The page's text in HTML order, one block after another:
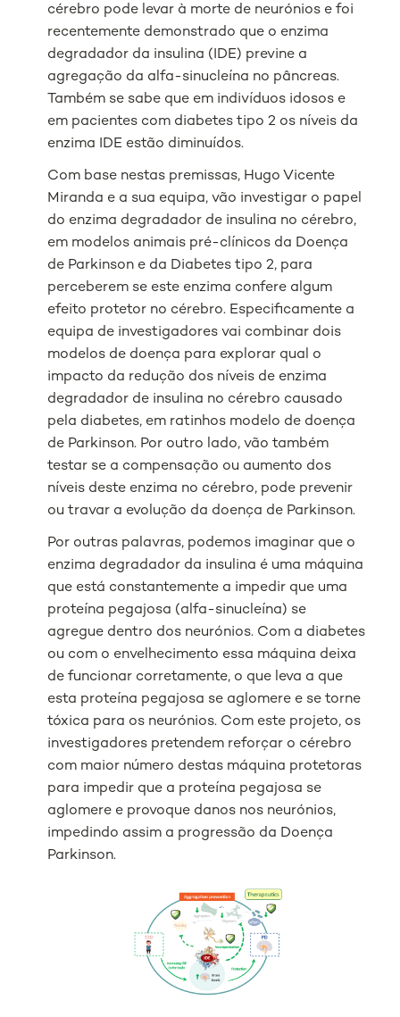
cérebro pode levar à morte de neurónios e foi
recentemente demonstrado que o enzima
degradador da insulina (IDE) previne a
agregação da alfa-sinucleína no pâncreas.
Também se sabe que em indivíduos idosos e
em pacientes com diabetes tipo 2 os níveis da
enzima IDE estão diminuídos.
Com base nestas premissas, Hugo Vicente
Miranda e a sua equipa, vão investigar o papel
do enzima degradador de insulina no cérebro,
em modelos animais pré-clínicos da Doença
de Parkinson e da Diabetes tipo 2, para
perceberem se este enzima confere algum
efeito protetor no cérebro. Especificamente a
equipa de investigadores vai combinar dois
modelos de doença para explorar qual o
impacto da redução dos níveis de enzima
degradador de insulina no cérebro causado
pela diabetes, em ratinhos modelo de doença
de Parkinson. Por outro lado, vão também
testar se a compensação ou aumento dos
níveis deste enzima no cérebro, pode prevenir
ou travar a evolução da doença de Parkinson.
Por outras palavras, podemos imaginar que o
enzima degradador da insulina é uma máquina
que está constantemente a impedir que uma
proteína pegajosa (alfa-sinucleína) se
agregue dentro dos neurónios. Com a diabetes
ou com o envelhecimento essa máquina deixa
de funcionar corretamente, o que leva a que
esta proteína pegajosa se aglomere e se torne
tóxica para os neurónios. Com este projeto, os
investigadores pretendem reforçar o cérebro
com maior número destas máquina protetoras
para impedir que a proteína pegajosa se
aglomere e provoque danos nos neurónios,
impedindo assim a progressão da Doença
Parkinson.